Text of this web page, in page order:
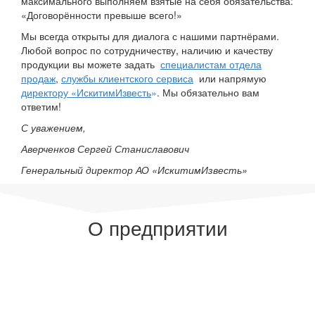
Мы всегда открыты для диалога с нашими партнёрами.
Любой вопрос по сотрудничеству, наличию и качеству
продукции вы можете задатьспециалистам отдела
продаж ,службы клиентского сервисаили напрямую
директору «ИскитимИзвесть» . Мы обязательно вам
ответим!
С уважением,